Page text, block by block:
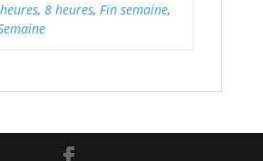
, 8 heures, Fin semaine,